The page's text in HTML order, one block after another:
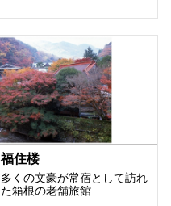
福住楼
多くの文豪が常宿として訪れ
た箱根の老舗旅館